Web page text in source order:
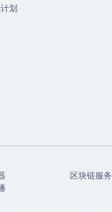
划
区块链服务